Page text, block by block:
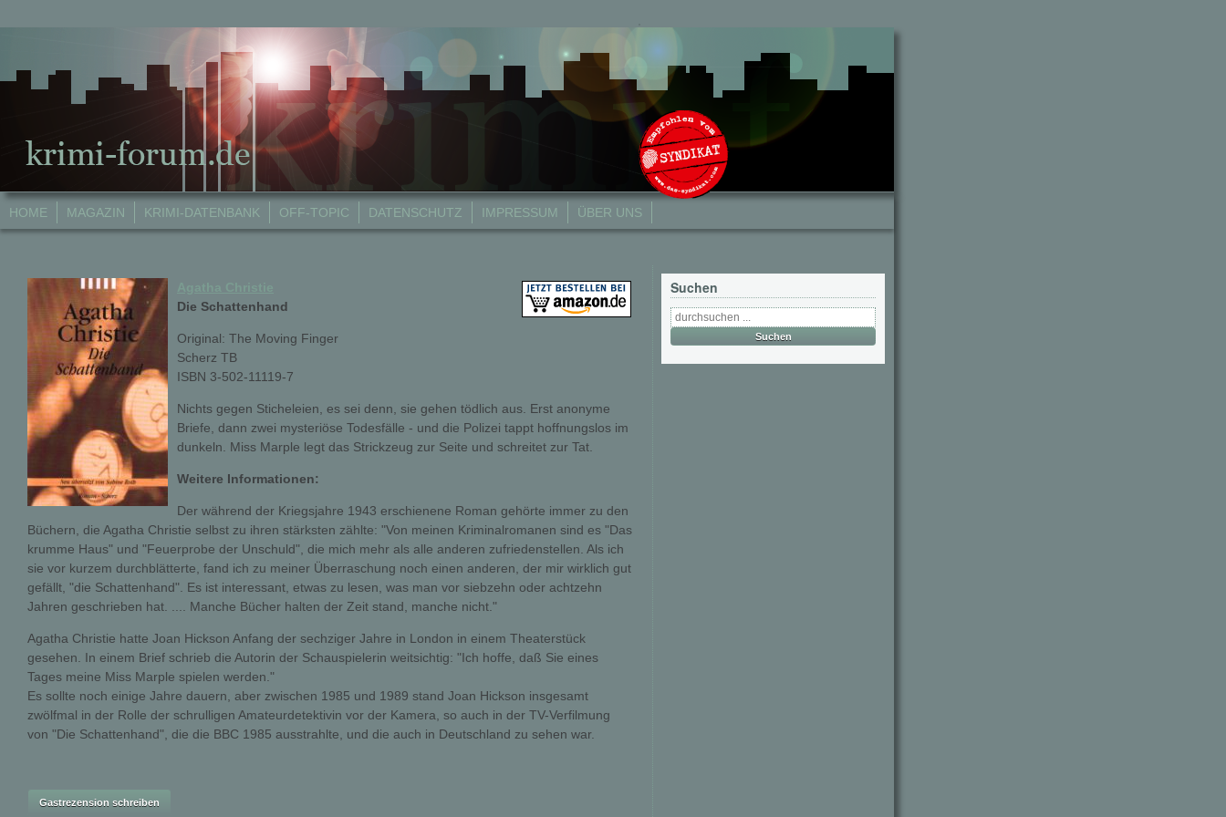
HOME MAGAZIN KRIMI-DATENBANK OFF-TOPIC DATENSCHUTZ IMPRESSUM ÜBER UNS
Die Schattenhand
Original: The Moving Finger
Scherz TB
ISBN 3-502-11119-7
Nichts gegen Sticheleien, es sei denn, sie gehen tödlich aus. Erst anonyme
Briefe, dann zwei mysteriöse Todesfälle - und die Polizei tappt hoffnungslos im
dunkeln. Miss Marple legt das Strickzeug zur Seite und schreitet zur Tat.
Weitere Informationen:
Der während der Kriegsjahre 1943 erschienene Roman gehörte immer zu den
Büchern, die Agatha Christie selbst zu ihren stärksten zählte: "Von meinen Kriminalromanen sind es "Das
krumme Haus" und "Feuerprobe der Unschuld", die mich mehr als alle anderen zufriedenstellen. Als ich
sie vor kurzem durchblätterte, fand ich zu meiner Überraschung noch einen anderen, der mir wirklich gut
gefällt, "die Schattenhand". Es ist interessant, etwas zu lesen, was man vor siebzehn oder achtzehn
Jahren geschrieben hat. .... Manche Bücher halten der Zeit stand, manche nicht."
Agatha Christie hatte Joan Hickson Anfang der sechziger Jahre in London in einem Theaterstück
gesehen. In einem Brief schrieb die Autorin der Schauspielerin weitsichtig: "Ich hoffe, daß Sie eines
Tages meine Miss Marple spielen werden."
Es sollte noch einige Jahre dauern, aber zwischen 1985 und 1989 stand Joan Hickson insgesamt
zwölfmal in der Rolle der schrulligen Amateurdetektivin vor der Kamera, so auch in der TV-Verfilmung
von "Die Schattenhand", die die BBC 1985 ausstrahlte, und die auch in Deutschland zu sehen war.
Suchen